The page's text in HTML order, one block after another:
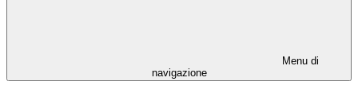
Menu di
navigazione